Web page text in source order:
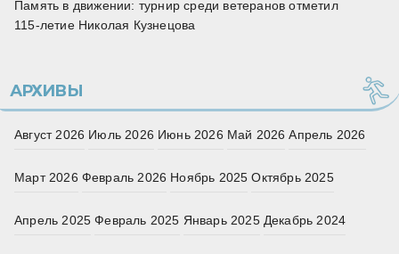
Память в движении: турнир среди ветеранов отметил
115‑летие Николая Кузнецова
АРХИВЫ
Август 2026 Июль 2026 Июнь 2026 Май 2026 Апрель 2026
Март 2026 Февраль 2026 Ноябрь 2025 Октябрь 2025
Апрель 2025 Февраль 2025 Январь 2025 Декабрь 2024